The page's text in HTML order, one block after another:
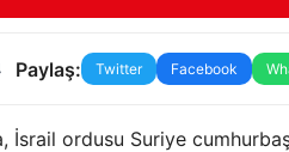
Paylaş: Twitter Facebook
ordusu Suriye